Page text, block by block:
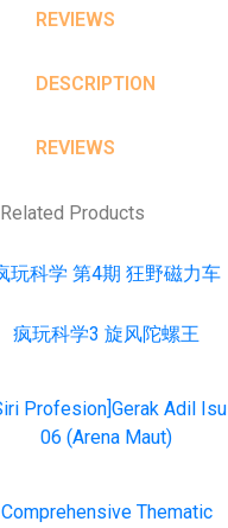
REVIEWS
DESCRIPTION
REVIEWS
Related Products
玩科学 第4期 狂野磁力车
疯玩科学3 旋风陀螺王
Profesion]Gerak Adil Isu
06 (Arena Maut)
Comprehensive Thematic